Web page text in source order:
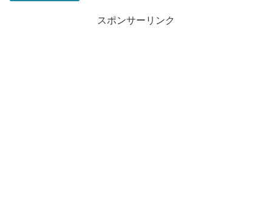
スポンサーリンク